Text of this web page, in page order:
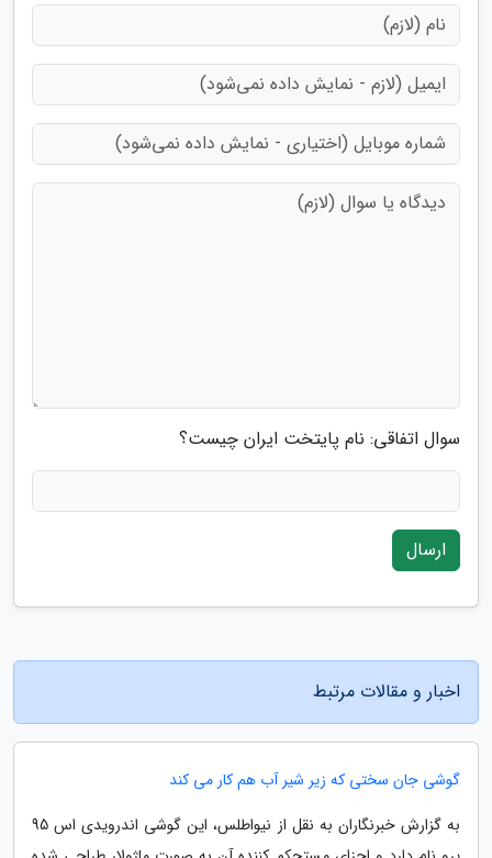
سوال اتفاقی: نام پایتخت ایران چیست؟
ارسال
اخبار و مقالات مرتبط
گوشی جان سختی که زیر شیر آب هم کار می کند
به گزارش خبرنگاران به نقل از نیواطلس، این گوشی اندرویدی اس 95